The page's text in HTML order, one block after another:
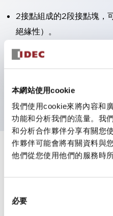
本網站使用cookie
我們使用cookie來將內容和
功能和分析我們的流量。我
和分析合作夥伴分享有關您
作夥伴可能會將有關資料與
他們從您使用他們的服務時
必要
2接點組成的2段接點塊，
絕緣性）。
面板深度39.9mm（※11
接點塊）。可實現省空間設
防護結構
規格
審美規範
環境規範